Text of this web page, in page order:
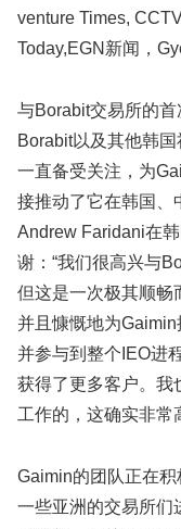
venture Times,
Today,EGN新闻，
与Borabit交易所的
Borabit以及其他韩
一直备受关注，为
接推动了它在韩国、
Andrew Faridani在
谢：“我们很高兴与
但这是一次极其顺畅
并且慷慨地为
并参与到整个IEO进
获得了更多客户。我
工作的，这确实非常
Gaimin的团队正在
一些亚洲的交易所们